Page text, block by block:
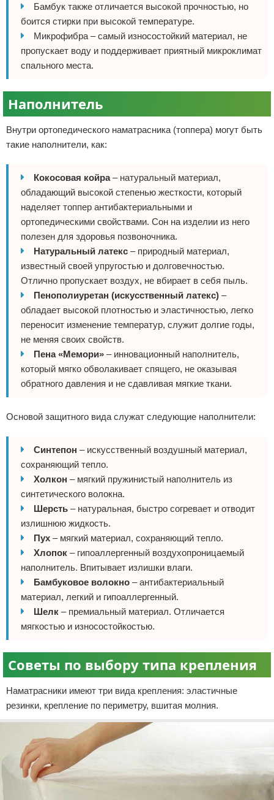
Бамбук также отличается высокой прочностью, но
боится стирки при высокой температуре.
Микрофибра – самый износостойкий материал, не
пропускает воду и поддерживает приятный микроклимат
спального места.
Наполнитель
Внутри ортопедического наматрасника (топпера) могут быть
такие наполнители, как:
Кокосовая койра– натуральный материал,
обладающий высокой степенью жесткости, который
наделяет топпер антибактериальными и
ортопедическими свойствами. Сон на изделии из него
полезен для здоровья позвоночника.
Натуральный латекс – природный материал,
известный своей упругостью и долговечностью.
Отлично пропускает воздух, не вбирает в себя пыль.
Пенополиуретан (искусственный латекс) –
обладает высокой плотностью и эластичностью, легко
переносит изменение температур, служит долгие годы,
не меняя своих свойств.
Пена «Мемори» – инновационный наполнитель,
который мягко обволакивает спящего, не оказывая
обратного давления и не сдавливая мягкие ткани.
Основой защитного вида служат следующие наполнители:
Синтепон – искусственный воздушный материал,
сохраняющий тепло.
Холкон – мягкий пружинистый наполнитель из
синтетического волокна.
Шерсть – натуральная, быстро согревает и отводит
излишнюю жидкость.
Пух – мягкий материал, сохраняющий тепло.
Хлопок – гипоаллергенный воздухопроницаемый
наполнитель. Впитывает излишки влаги.
Бамбуковое волокно – антибактериальный
материал, легкий и гипоаллергенный.
Шелк – премиальный материал. Отличается
мягкостью и износостойкостью.
Советы по выбору типа крепления
Наматрасники имеют три вида крепления: эластичные
резинки, крепление по периметру, вшитая молния.